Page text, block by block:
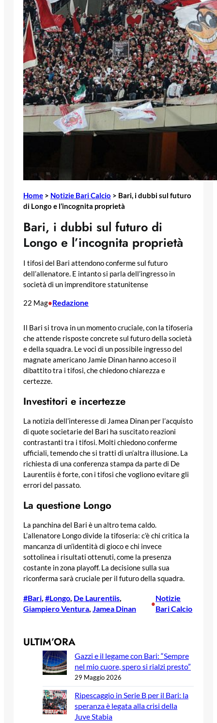
Home > Notizie Bari Calcio > Bari, i dubbi sul futuro
di Longo e l’incognita proprietà
Bari, i dubbi sul futuro di
Longo e l’incognita proprietà
I tifosi del Bari attendono conferme sul futuro
dell’allenatore. E intanto si parla dell’ingresso in
società di un imprenditore statunitense
22 Mag•Redazione
Il Bari si trova in un momento cruciale, con la tifoseria
che attende risposte concrete sul futuro della società
e della squadra. Le voci di un possibile ingresso del
magnate americano Jamie Dinan hanno acceso il
dibattito tra i tifosi, che chiedono chiarezza e
certezze.
Investitori e incertezze
La notizia dell’interesse di Jamea Dinan per l’acquisto
di quote societarie del Bari ha suscitato reazioni
contrastanti tra i tifosi. Molti chiedono conferme
ufficiali, temendo che si tratti di un’altra illusione. La
richiesta di una conferenza stampa da parte di De
Laurentiis è forte, con i tifosi che vogliono evitare gli
errori del passato.
La questione Longo
La panchina del Bari è un altro tema caldo.
L’allenatore Longo divide la tifoseria: c’è chi critica la
mancanza di un’identità di gioco e chi invece
sottolinea i risultati ottenuti, come la presenza
costante in zona playoff. La decisione sulla sua
riconferma sarà cruciale per il futuro della squadra.
#Bari, #Longo, De Laurentiis
Giampiero Ventura, Jamea Dinan
•
Notizie
Bari Calcio
ULTIM’ORA
Gazzi e il legame con Bari: “Sempre
nel mio cuore, spero si rialzi presto”
29 Maggio 2026
Ripescaggio in Serie B per il Bari: la
speranza è legata alla crisi della
Juve Stabia